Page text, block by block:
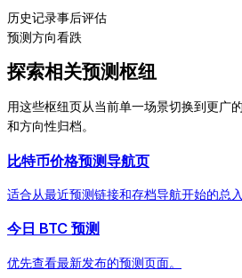
历史记录事后评估
预测方向看跌
探索相关预测枢纽
用这些枢纽页从当前单一场景切换到更广
和方向性归档。
比特币价格预测导航页
适合从最近预测链接和存档导航开始的总入
今日 BTC 预测
优先查看最新发布的预测页面。